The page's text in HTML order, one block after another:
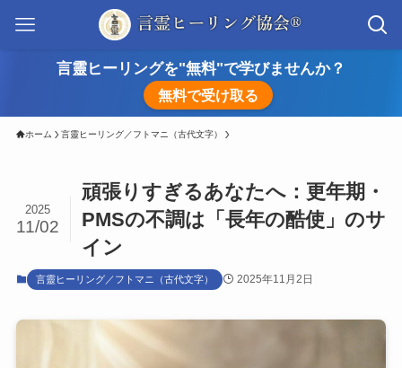
言靈ヒーリングを"無料"で学びませんか？
無料で受け取る
ホーム 言靈ヒーリング／フトマニ（古代文字）
頑張りすぎるあなたへ：更年期・
PMSの不調は「長年の酷使」のサ
イン
2025
11/02
言靈ヒーリング／フトマニ（古代文字） 2025年11月2日